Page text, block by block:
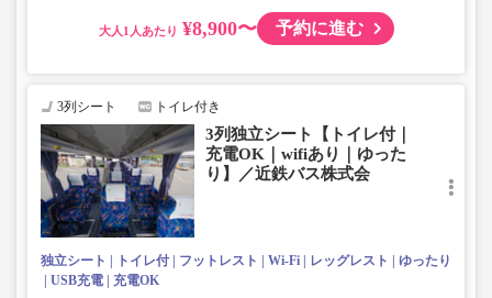
大人 ¥8,900〜 予約に進む
3列シート トイレ付き
3列独立シート【トイレ付｜
充電OK｜wifiあり｜ゆった
り】／近鉄バス株式会
独立シート トイレ付 フットレスト Wi-Fi レッグレスト
ゆったり
USB充電
充電OK